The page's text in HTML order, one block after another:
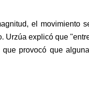
el movimiento
Urzúa explicó que
que provocó que